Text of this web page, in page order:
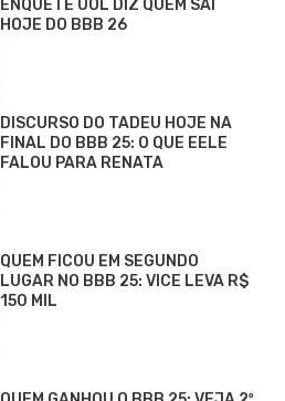
ENQUETE UOL DIZ QUEM SAI
HOJE DO BBB 26
DISCURSO DO TADEU HOJE NA
FINAL DO BBB 25: O QUE EELE
FALOU PARA RENATA
QUEM FICOU EM SEGUNDO
LUGAR NO BBB 25: VICE LEVA R$
150 MIL